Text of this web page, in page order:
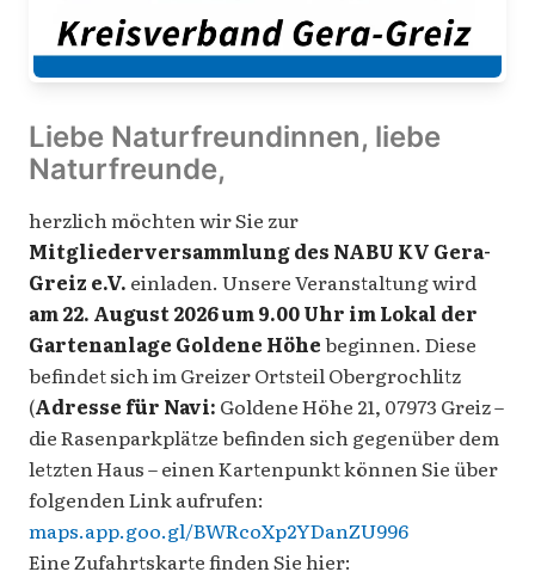
Liebe Naturfreundinnen, liebe
Naturfreunde,
herzlich möchten wir Sie zur
Mitgliederversammlung des NABU KV Gera-
Greiz e.V. einladen. Unsere Veranstaltung wird
am 22. August 2026 um 9.00 Uhr im Lokal der
Gartenanlage Goldene Höhebeginnen. Diese
befindet sich im Greizer Ortsteil Obergrochlitz
(Adresse für Navi: Goldene Höhe 21, 07973 Greiz –
die Rasenparkplätze befinden sich gegenüber dem
letzten Haus – einen Kartenpunkt können Sie über
folgenden Link aufrufen:
maps.app.goo.gl/BWRcoXp2YDanZU996
Eine Zufahrtskarte finden Sie hier: